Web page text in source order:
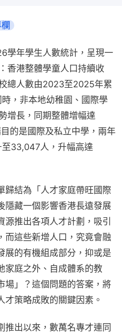
學年學生人數統計，呈現一
香港整體學童人口持續收
總人數由2023至2025年累
，非本地幼稚園、國際學
增長，同期整體增幅達
的是國際及私立中學，兩年
33,047人，升幅高達
歸結為「人才家庭帶旺國際
隱藏一個影響香港長遠發展
推出各項人才計劃，吸引
而這些新增人口，究竟會融
展的有機組成部分，抑或是
家庭之外、自成體系的教
場」？這個問題的答案，將
才策略成敗的關鍵因素。
推出以來，數萬名專才連同